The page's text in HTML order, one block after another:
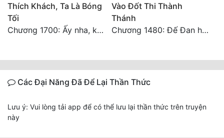
Thích Khách, Ta Là Bóng
Tối
Chương 1700: Ấy nha, không có chuyện gì!
Vào Đốt Thi Thành
Thánh
Chương 1480: Đế Đan hiện
Các Đại Năng Đã Để Lại Thần Thức
Lưu ý: Vui lòng tải app để có thể lưu lại thần thức trên truyện
này